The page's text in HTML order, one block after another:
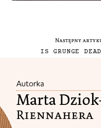
Następny
IS GRUNGE
Autorka
Marta
Riennahera​